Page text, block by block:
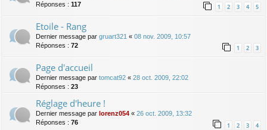
Réponses : 117 1 2 3 4 5
Etoile - Rang
Dernier message par gruart321 « 08 nov. 2009, 10:57
Réponses : 72 1 2 3
Page d'accueil
Dernier message par tomcat92 « 28 oct. 2009, 22:02
Réponses : 23
Réglage d'heure !
Dernier message par lorenz054 « 26 oct. 2009, 13:32
Réponses : 76 1 2 3 4